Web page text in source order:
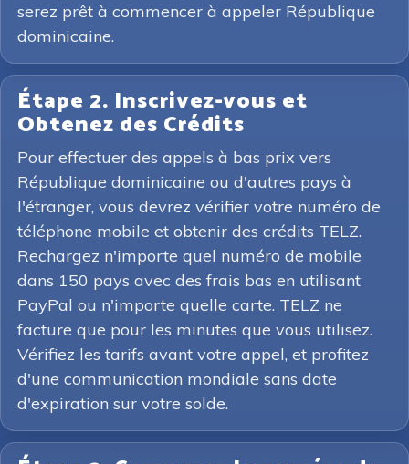
serez prêt à commencer à appeler République
dominicaine.
Étape 2. Inscrivez-vous et
Obtenez des Crédits
Pour effectuer des appels à bas prix vers
République dominicaine ou d'autres pays à
l'étranger, vous devrez vérifier votre numéro de
téléphone mobile et obtenir des crédits TELZ.
Rechargez n'importe quel numéro de mobile
dans 150 pays avec des frais bas en utilisant
PayPal ou n'importe quelle carte. TELZ ne
facture que pour les minutes que vous utilisez.
Vérifiez les tarifs avant votre appel, et profitez
d'une communication mondiale sans date
d'expiration sur votre solde.